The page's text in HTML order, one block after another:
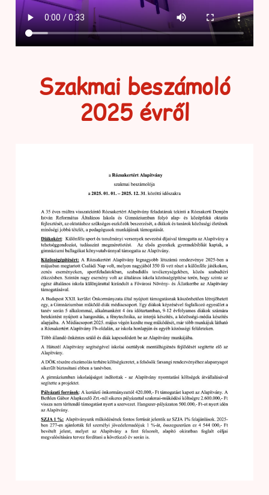
Szakmai beszámoló
2025 évről